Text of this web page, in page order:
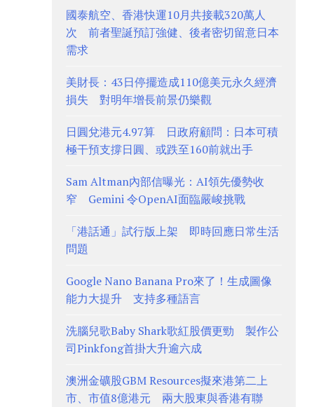
國泰航空、香港快運10月共接載320萬人
次 前者聖誕預訂強健、後者密切留意日本
需求
美財長：43日停擺造成110億美元永久經濟
損失 對明年增長前景仍樂觀
日圓兌港元4.97算 日政府顧問：日本可積
極干預支撐日圓、或跌至160前就出手
Sam Altman內部信曝光：AI領先優勢收
窄 Gemini 令OpenAI面臨嚴峻挑戰
「港話通」試行版上架 即時回應日常生活
問題
Google Nano Banana Pro來了！生成圖像
能力大提升 支持多種語言
洗腦兒歌Baby Shark歌紅股價更勁 製作公
司Pinkfong首掛大升逾六成
澳洲金礦股GBM Resources擬來港第二上
市、市值8億港元 兩大股東與香港有聯